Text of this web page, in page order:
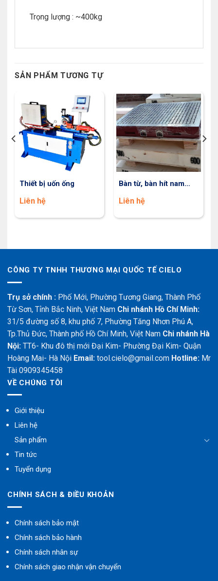
Trọng lượng : ~400kg
SẢN PHẨM TƯƠNG TỰ
Thiết bị uốn ống
Liên hệ
Bàn từ, bàn hít nam
Liên hệ
CÔNG TY TNHH THƯƠNG MẠI QUỐC TẾ CIELO
Trụ sở chính : Phố Mới, Phường Tương Giang, Thành Phố
Từ Sơn, Tỉnh Bắc Ninh, Việt Nam Chi nhánh Hồ Chí Minh:
31/5 đường số 8, khu phố 7, Phường Tăng Nhơn Phú A,
Tp.Thủ Đức, Thành phố Hồ Chí Minh, Việt Nam Chi nhánh Hà
Nội: TT6- Khu đô thị mới Đại Kim- Phường Đại Kim- Quận
Hoàng Mai- Hà Nội Email: tool.cielo@gmail.com Hotline: Mr
Tài 0909345458
VỀ CHÚNG TÔI
Giới thiệu
Liên hệ
Sản phẩm
Tin tức
Tuyển dụng
CHÍNH SÁCH & ĐIỀU KHOẢN
Chính sách bảo mật
Chính sách bảo hành
Chính sách nhân sự
Chính sách giao nhận vận chuyển